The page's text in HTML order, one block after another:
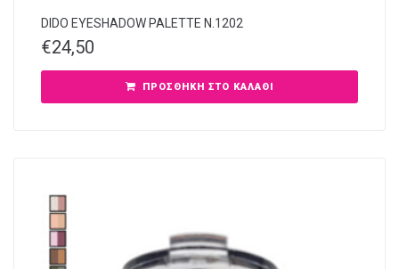
DIDO EYESHADOW PALETTE N.1202
€24,50
ΠΡΟΣΘΉΚΗ ΣΤΟ ΚΑΛΆΘΙ